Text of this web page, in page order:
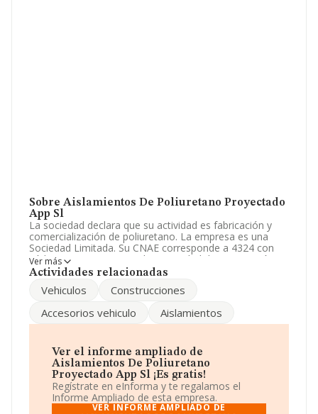
Sobre Aislamientos De Poliuretano Proyectado
App Sl
La sociedad declara que su actividad es fabricación y
comercialización de poliuretano. La empresa es una
Sociedad Limitada. Su CNAE corresponde a 4324 con
código '%cnae%'. No realiza actividad de importación
y/o exportación.
Ha habido un descenso en cuanto al número de
disponible en INFORMA, ha dispuesto de un número de
empleados por debajo de la media de sector.
Dentro del ranking de empresas elaborado por
INFORMA, atendiendo a los niveles de facturación,
podemos decir de la compañía que: en 2024, en la
clasificación del sector, la empresa se ha colocado 91
puestos más abajo y su posición actual es 354 (el año
anterior estaba en 263). Éstas son algunas de las
Ver más
Actividades relacionadas
Vehiculos
Construcciones
Accesorios vehiculo
Aislamientos
Ver el informe ampliado de
Aislamientos De Poliuretano
Proyectado App Sl ¡Es gratis!
Regístrate en eInforma y te regalamos el
Informe Ampliado de esta empresa.
VER INFORME AMPLIADO DE